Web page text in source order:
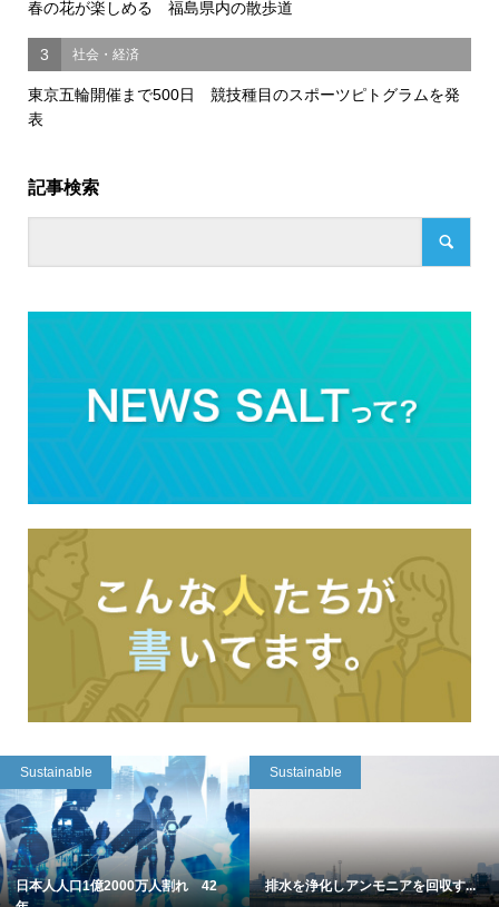
春の花が楽しめる 福島県内の散歩道
3 社会・経済
東京五輪開催まで500日 競技種目のスポーツピトグラムを発
表
記事検索
Sustainable
日本人人口1億2000万人割れ 42
Sustainable
排水を浄化しアンモニアを回収す...